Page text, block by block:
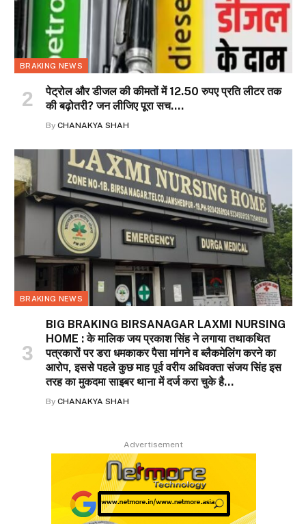
BRAKING NEWS
पेट्रोल और डीजल की कीमतों में 12.50 रुपए प्रति लीटर तक
की बढ़ोतरी? जन लीजिए पूरा सच….
By CHANAKYA SHAH
BRAKING NEWS
BIG BRAKING BIRSANAGAR LAXMI NURSING
HOME : के मालिक जय प्रकाश सिंह ने लगाया तथाकथित
पत्रकारों पर डरा धमकाकर पैसा मांगने व ब्लैकमेलिंग करने का
आरोप, इससे पहले कुछ माह पूर्व वरीय अधिवक्ता संजय सिंह इस
तरह का मुकदमा साइबर थाना में दर्ज करा चुके है…
By CHANAKYA SHAH
Advertisement